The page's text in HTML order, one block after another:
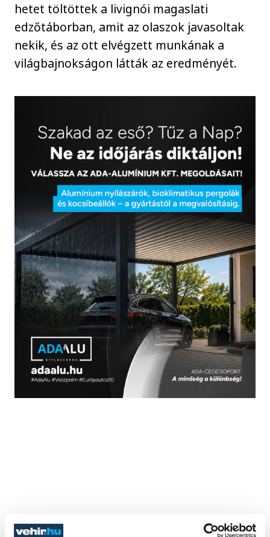
hetet töltöttek a livignói magaslati
edzőtáborban, amit az olaszok javasoltak
nekik, és az ott elvégzett munkának a
világbajnokságon látták az eredményét.